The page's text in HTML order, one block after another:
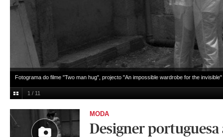
Fotograma do filme "Two man hug", projecto "An impossible wardrobe for the
1 / 11
MODA
Designer portuguesa